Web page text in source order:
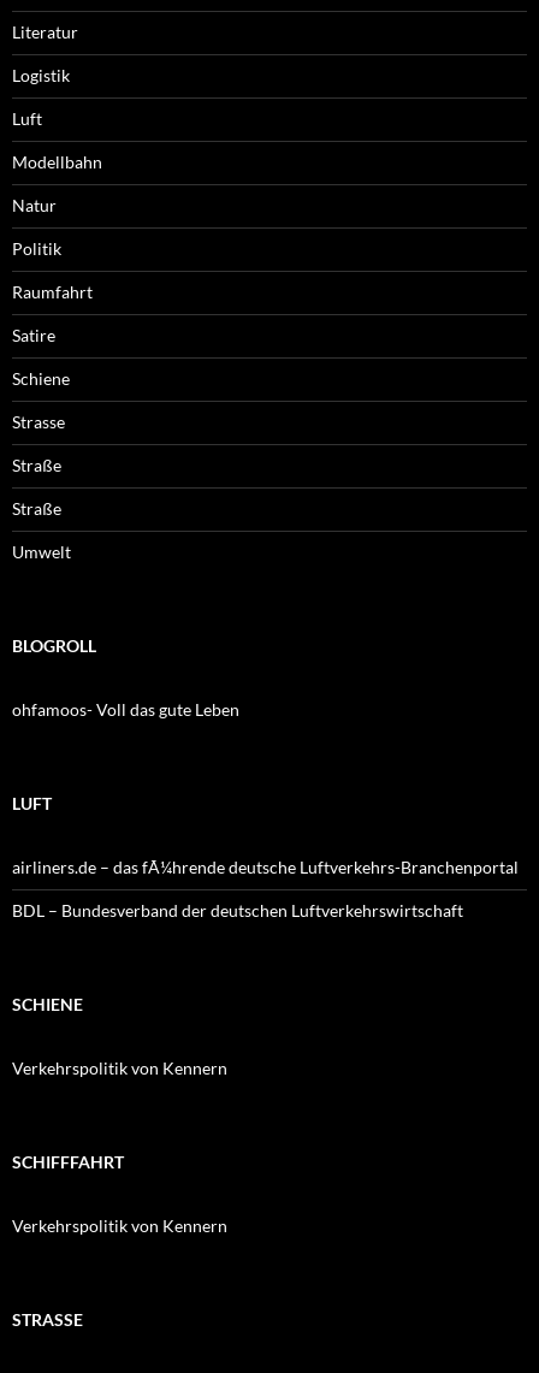
Literatur
Logistik
Luft
Modellbahn
Natur
Politik
Raumfahrt
Satire
Schiene
Strasse
Straße
Straße
Umwelt
BLOGROLL
ohfamoos- Voll das gute Leben
LUFT
airliners.de – das fÃ¼hrende deutsche Luftverkehrs-Branchenportal
BDL – Bundesverband der deutschen Luftverkehrswirtschaft
SCHIENE
Verkehrspolitik von Kennern
SCHIFFFAHRT
Verkehrspolitik von Kennern
STRASSE